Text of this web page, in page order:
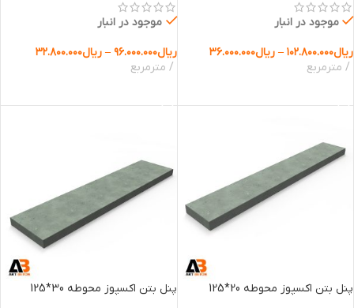
موجود در انبار
ریال۱۰۲.۸۰۰.۰۰۰ – ریال۳۶.۰۰۰.۰۰۰
مترمربع
موجود در انبار
ریال۹۶.۰۰۰.۰۰۰ – ریال۳۲.۸۰۰.۰۰۰
مترمربع
پنل بتن اکسپوز محوطه 20*125 پنل بتن اکسپوز محوطه 30*125